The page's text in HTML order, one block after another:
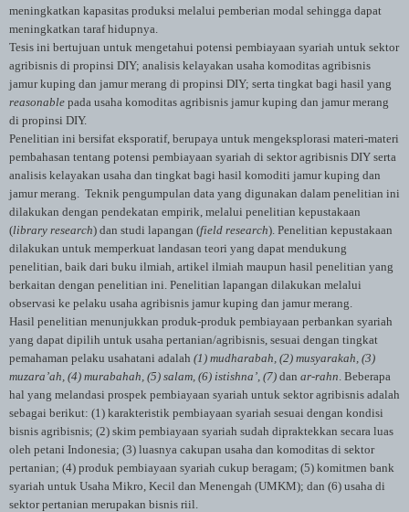
meningkatkan kapasitas produksi melalui pemberian modal sehingga dapat
meningkatkan taraf hidupnya.
Tesis ini bertujuan untuk mengetahui potensi pembiayaan syariah untuk sektor
agribisnis di propinsi DIY; analisis kelayakan usaha komoditas agribisnis
jamur kuping dan jamur merang di propinsi DIY; serta tingkat bagi hasil yang
reasonable pada usaha komoditas agribisnis jamur kuping dan jamur merang
di propinsi DIY.
Penelitian ini bersifat eksporatif, berupaya untuk mengeksplorasi materi-materi
pembahasan tentang potensi pembiayaan syariah di sektor agribisnis DIY serta
analisis kelayakan usaha dan tingkat bagi hasil komoditi jamur kuping dan
jamur merang. Teknik pengumpulan data yang digunakan dalam penelitian ini
dilakukan dengan pendekatan empirik, melalui penelitian kepustakaan
(library research) dan studi lapangan (field research). Penelitian kepustakaan
dilakukan untuk memperkuat landasan teori yang dapat mendukung
penelitian, baik dari buku ilmiah, artikel ilmiah maupun hasil penelitian yang
berkaitan dengan penelitian ini. Penelitian lapangan dilakukan melalui
observasi ke pelaku usaha agribisnis jamur kuping dan jamur merang.
Hasil penelitian menunjukkan produk-produk pembiayaan perbankan syariah
yang dapat dipilih untuk usaha pertanian/agribisnis, sesuai dengan tingkat
pemahaman pelaku usahatani adalah (1) mudharabah, (2) musyarakah, (3)
muzara’ah, (4) murabahah, (5) salam, (6) istishna’, (7) dan ar-rahn . Beberapa
hal yang melandasi prospek pembiayaan syariah untuk sektor agribisnis adalah
sebagai berikut: (1) karakteristik pembiayaan syariah sesuai dengan kondisi
bisnis agribisnis; (2) skim pembiayaan syariah sudah dipraktekkan secara luas
oleh petani Indonesia; (3) luasnya cakupan usaha dan komoditas di sektor
pertanian; (4) produk pembiayaan syariah cukup beragam; (5) komitmen bank
syariah untuk Usaha Mikro, Kecil dan Menengah (UMKM); dan (6) usaha di
sektor pertanian merupakan bisnis riil.